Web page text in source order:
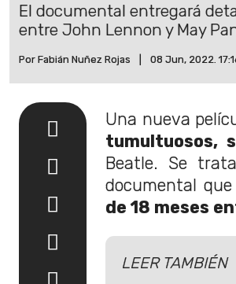
El documental entregará
entre John Lennon y May
Por Fabián Nuñez Rojas 08 Jun, 2022.
Una nueva
tumultuosos,
Beatle. Se
documental que
de 18 meses
LEER TAMBIÉN